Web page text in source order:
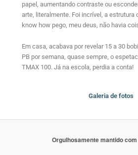
papel, aumentando contraste ou
arte, literalmente. Foi incrível, a estrutura
know how pego, meu deus, não havia
Em casa, acabava por revelar 15 a 30
PB por semana, quase sempre, o
TMAX 100. Já na escola, perdia a conta!
Galeria de fotos
Orgulhosamente mantido